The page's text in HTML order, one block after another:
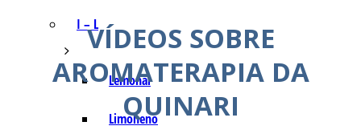
I – L
Lemonal
Limoneno
VÍDEOS SOBRE
AROMATERAPIA DA
QUINARI